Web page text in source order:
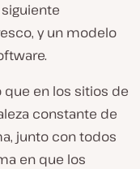
y un modelo
que en los sitios de
constante de
junto con todos
en que los